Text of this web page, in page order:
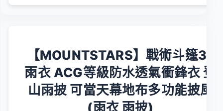
【MOUNTSTARS】戰術斗篷3L
雨衣 ACG等級防水透氣衝鋒衣 登
山雨披 可當天幕地布多功能披風
(雨衣 雨披)